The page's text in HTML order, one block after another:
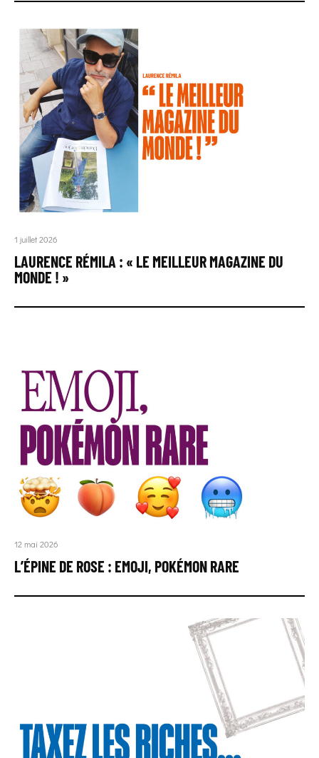
1 juillet 2026
LAURENCE RÉMILA : « LE MEILLEUR MAGAZINE DU
MONDE ! »
12 mai 2026
L’ÉPINE DE ROSE : EMOJI, POKÉMON RARE